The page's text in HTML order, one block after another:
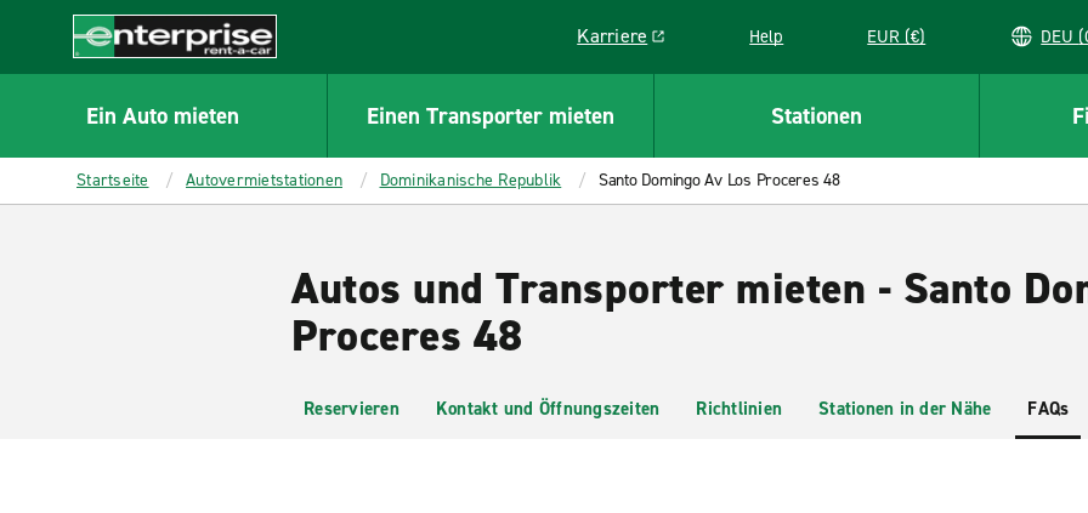
CONTENT
Enterprise
Karriere
Link opens in a new window
Help EUR (€)
Ein Auto mieten Einen Transporter mieten Stationen
Startseite Autovermietstationen Dominikanische Republik Santo Domingo Av Los Proceres 48
Autos und Transporter mieten - Santo
Proceres 48
Reservieren Kontakt und Öffnungszeiten Richtlinien Stationen in der Nähe FAQs